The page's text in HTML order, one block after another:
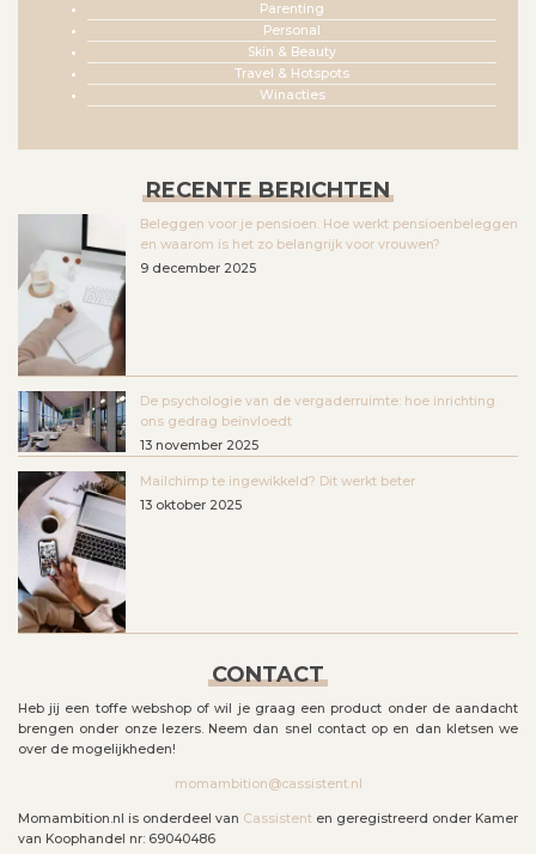
Parenting
Personal
Skin & Beauty
Travel & Hotspots
Winacties
RECENTE BERICHTEN
Beleggen voor je pensioen. Hoe werkt pensioenbeleggen
en waarom is het zo belangrijk voor vrouwen?
9 december 2025
De psychologie van de vergaderruimte: hoe inrichting
ons gedrag beïnvloedt
13 november 2025
Mailchimp te ingewikkeld? Dit werkt beter
13 oktober 2025
CONTACT
Heb jij een toffe webshop of wil je graag een product onder de aandacht
brengen onder onze lezers. Neem dan snel contact op en dan kletsen we
over de mogelijkheden!
momambition@cassistent.nl
Momambition.nl is onderdeel van Cassistent en geregistreerd onder Kamer
van Koophandel nr: 69040486